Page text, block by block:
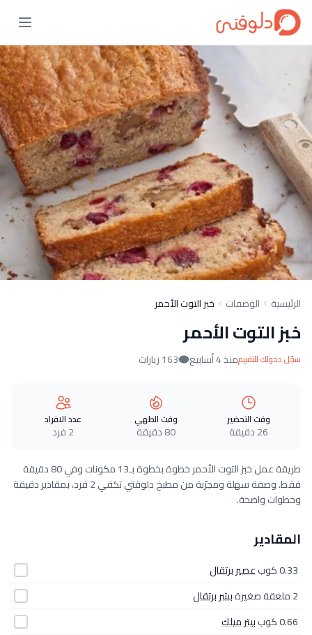
الرئيسية الوصفات خبز التوت الأحمر
خبز التوت الأحمر
سجّل دخولك للتقييممنذ 4 أسابيع 163 زيارات
وقت التحضير
26 دقيقة
وقت الطهي
80 دقيقة
عدد الافراد
2 فرد
طريقة عمل خبز التوت الأحمر خطوة بخطوة بـ13 مكونات وفي 80 دقيقة
فقط. وصفة سهلة ومجرّبة من مطبخ دلوقتي تكفي 2 فرد، بمقادير دقيقة
وخطوات واضحة.
المقادير
0.33 كوب
عصير برتقال
2 ملعقة صغيرة
بشر برتقال
0.66 كوب
بيتر ميلك